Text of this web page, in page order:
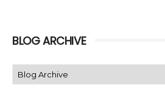
BLOG ARCHIVE